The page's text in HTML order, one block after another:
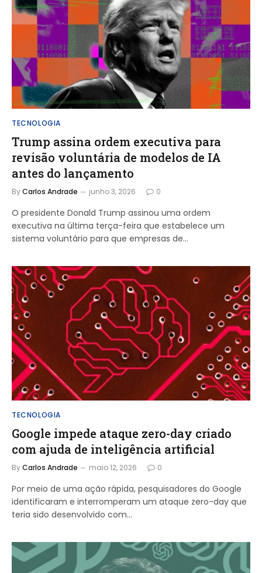
TECNOLOGIA
Trump assina ordem executiva para
revisão voluntária de modelos de IA
antes do lançamento
ByCarlos Andrade junho 3, 2026 0
O presidente Donald Trump assinou uma ordem
executiva na última terça-feira que estabelece um
sistema voluntário para que empresas de…
TECNOLOGIA
Google impede ataque zero-day criado
com ajuda de inteligência artificial
ByCarlos Andrade maio 12, 2026 0
Por meio de uma ação rápida, pesquisadores do Google
identificaram e interromperam um ataque zero-day que
teria sido desenvolvido com…